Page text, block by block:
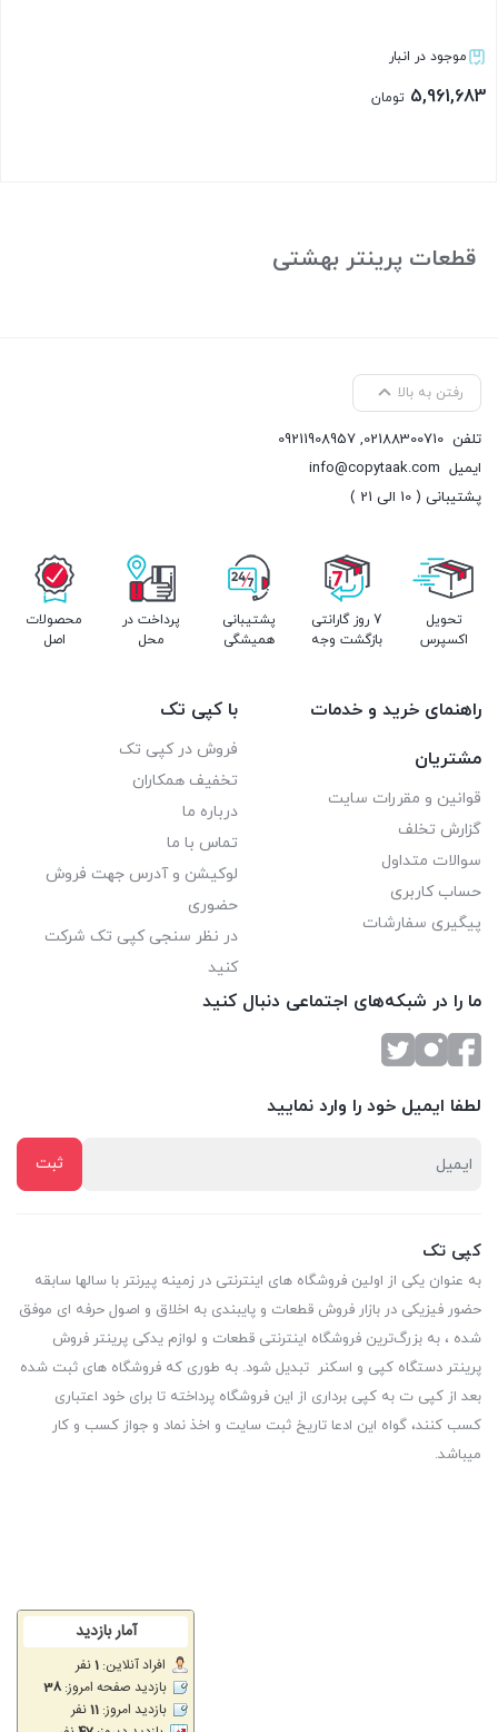
موجود در انبار
5,961,683 تومان
قطعات پرینتر بهشتی
رفتن به بالا
تلفن 02188300710
,
09211908957
ایمیل info@copytaak.com
پشتیبانی ( 10 الی 21 )
تحویل
اکسپرس
7 روز گارانتی
بازگشت وجه
پشتیبانی
همیشگی
پرداخت در
محل
محصولات
اصل
راهنمای خرید و خدمات
مشتریان
قوانین و مقررات سایت
گزارش تخلف
سوالات متداول
حساب کاربری
پیگیری سفارشات
با کپی تک
فروش در کپی تک
تخفیف همکاران
درباره ما
تماس با ما
لوکیشن و آدرس جهت فروش
حضوری
در نظر سنجی کپی تک شرکت
کنید
ما را در شبکه‌های اجتماعی دنبال کنید
لطفا ایمیل خود را وارد نمایید
کپی تک
به عنوان یکی از اولین فروشگاه های اینترنتی در زمینه پیرنتر با سالها سابقه
حضور فیزیکی در بازار فروش قطعات و پایبندی به اخلاق و اصول حرفه ای موفق
شده ، به بزرگ‌ترین فروشگاه اینترنتی قطعات و لوازم یدکی پرینتر فروش
پرینتر دستگاه کپی و اسکنر تبدیل شود. به طوری که فروشگاه های ثبت شده
بعد از کپی ت به کپی برداری از این فروشگاه پرداخته تا برای خود اعتباری
کسب کنند، گواه این ادعا تاریخ ثبت سایت و اخذ نماد و جواز کسب و کار
میباشد.